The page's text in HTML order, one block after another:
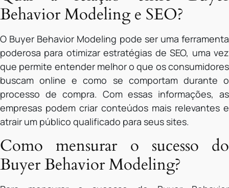
Behavior Modeling e SEO?
O Buyer Behavior Modeling pode ser uma ferramenta
poderosa para otimizar estratégias de SEO, uma vez
que permite entender melhor o que os consumidores
buscam online e como se comportam durante o
processo de compra. Com essas informações, as
empresas podem criar conteúdos mais relevantes e
atrair um público qualificado para seus sites.
Como mensurar o sucesso do
Buyer Behavior Modeling?